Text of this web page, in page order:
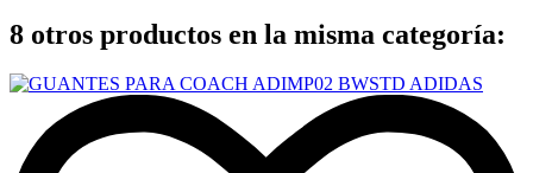
8 otros productos en la misma categoría: